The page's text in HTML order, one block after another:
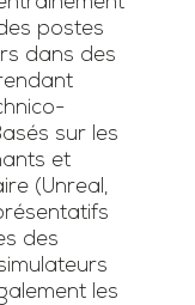
postes
dans des
sur les
et
(Unreal,
des
les